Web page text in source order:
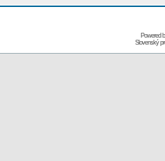
Powered
Slovenský